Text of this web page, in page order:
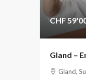
CHF
Gland –
Gland,